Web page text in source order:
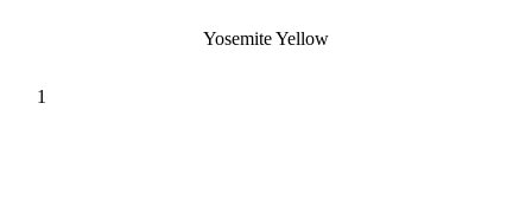
Yosemite Yellow